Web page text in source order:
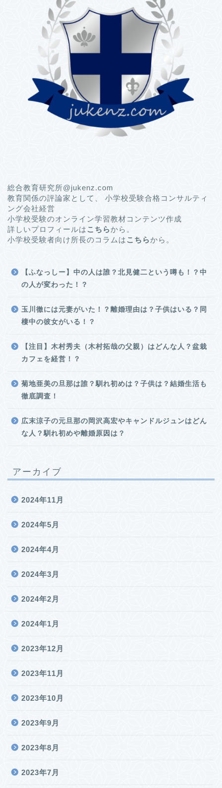
総合教育研究所@jukenz.com
教育関係の評論家として、 小学校受験合格コンサルティ
ング会社経営
小学校受験のオンライン学習教材コンテンツ作成
詳しいプロフィールはこちらから。
小学校受験者向け所長のコラムはこちらから。
【ふなっしー】中の人は誰？北見健二という噂も！？中
の人が変わった！？
玉川徹には元妻がいた！？離婚理由は？子供はいる？同
棲中の彼女がいる！？
【注目】木村秀夫（木村拓哉の父親）はどんな人？盆栽
カフェを経営！？
菊地亜美の旦那は誰？馴れ初めは？子供は？結婚生活も
徹底調査！
広末涼子の元旦那の岡沢高宏やキャンドルジュンはどん
な人？馴れ初めや離婚原因は？
アーカイブ
2024年11月
2024年5月
2024年4月
2024年3月
2024年2月
2024年1月
2023年12月
2023年11月
2023年10月
2023年9月
2023年8月
2023年7月